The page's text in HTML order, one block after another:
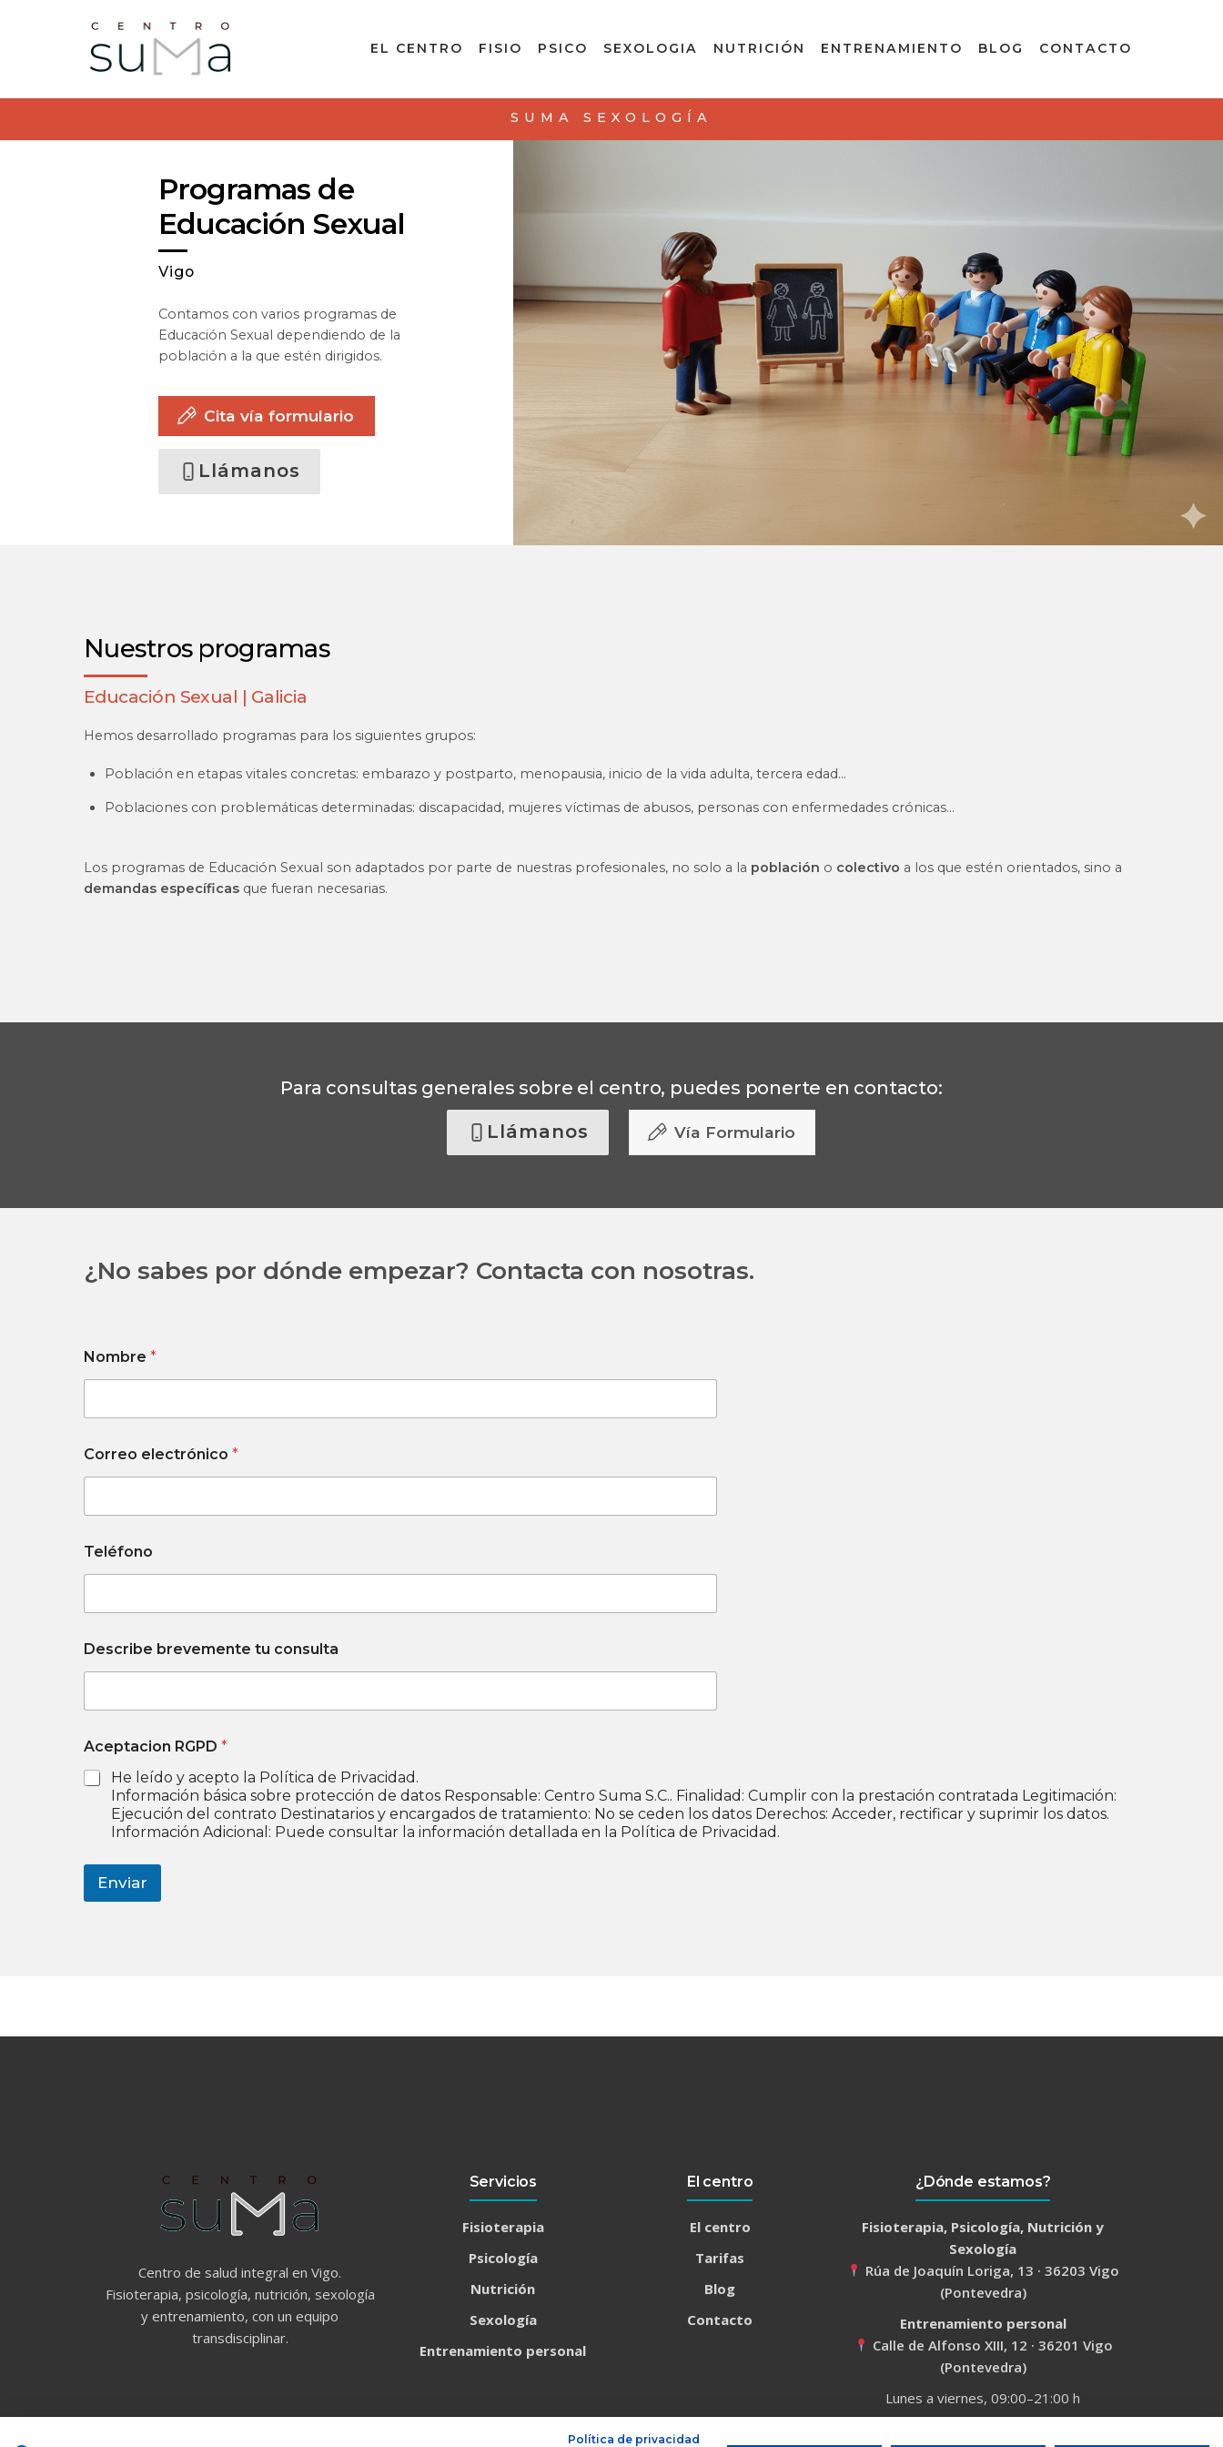
EL CENTRO FISIO PSICO SEXOLOGIA NUTRICIÓN ENTRENAMIENTO BLOG CONTACTO
SUMA SEXOLOGÍA
Programas de
Educación Sexual
Vigo
Contamos con varios programas de
Educación Sexual dependiendo de la
población a la que estén dirigidos.
Cita vía formulario
Llámanos
Nuestros programas
Educación Sexual | Galicia
Hemos desarrollado programas para los siguientes grupos:
Población en etapas vitales concretas: embarazo y postparto, menopausia, inicio de la vida adulta, tercera edad…
Poblaciones con problemáticas determinadas: discapacidad, mujeres víctimas de abusos, personas con enfermedades crónicas…
Los programas de Educación Sexual son adaptados por parte de nuestras profesionales, no solo a la población o colectivo a los que estén orientados, sino a
demandas específicas que fueran necesarias.
Para consultas generales sobre el centro, puedes ponerte en contacto:
Llámanos Vía Formulario
¿No sabes por dónde empezar? Contacta con nosotras.
o
m
c
o
n
u
t
e
o
Nombre *
Correo electrónico *
Teléfono
N
o
e
N
o
m
Describe brevemente tu consulta
Aceptacion RGPD *
He leído y acepto la Política de Privacidad.
Información básica sobre protección de datos Responsable: Centro Suma S.C.. Finalidad: Cumplir con la prestación contratada Legitimación:
Ejecución del contrato Destinatarios y encargados de tratamiento: No se ceden los datos Derechos: Acceder, rectificar y suprimir los datos.
Información Adicional: Puede consultar la información detallada en la Política de Privacidad.
Enviar
Centro de salud integral en Vigo.
Fisioterapia, psicología, nutrición, sexología
y entrenamiento, con un equipo
transdisciplinar.
Servicios
Fisioterapia
Psicología
Nutrición
Sexología
Entrenamiento personal
El centro
El centro
Tarifas
Blog
Contacto
¿Dónde estamos?
Fisioterapia, Psicología, Nutrición y
Sexología
Rúa de Joaquín Loriga, 13 · 36203 Vigo
(Pontevedra)
Entrenamiento personal
Calle de Alfonso XIII, 12 · 36201 Vigo
(Pontevedra)
Lunes a viernes, 09:00–21:00 h
Política de privacidad